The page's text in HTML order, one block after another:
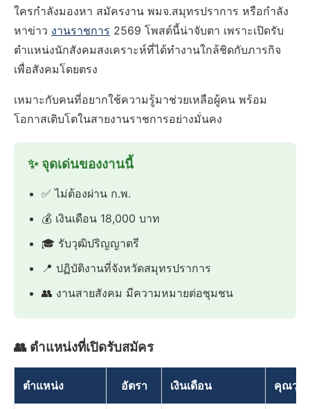
ใครกำลังมองหา สมัครงาน พมจ.สมุทรปราการ หรือกำลัง
หาข่าว งานราชการ 2569 โพสต์นี้น่าจับตา เพราะเปิดรับ
ตำแหน่งนักสังคมสงเคราะห์ที่ได้ทำงานใกล้ชิดกับภารกิจ
เพื่อสังคมโดยตรง
เหมาะกับคนที่อยากใช้ความรู้มาช่วยเหลือผู้คน พร้อม
โอกาสเติบโตในสายงานราชการอย่างมั่นคง
✨ จุดเด่นของงานนี้
✅ ไม่ต้องผ่าน ก.พ.
💰 เงินเดือน 18,000 บาท
🎓 รับวุฒิปริญญาตรี
📍 ปฏิบัติงานที่จังหวัดสมุทรปราการ
👥 งานสายสังคม มีความหมายต่อชุมชน
👥 ตำแหน่งที่เปิดรับสมัคร
ตำแหน่ง อัตรา เงินเดือน คุณวุฒิ